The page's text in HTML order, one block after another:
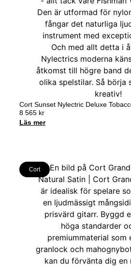
Cort Sunset Nylectric Deluxe
8 565 kr
Läs mer
Cort